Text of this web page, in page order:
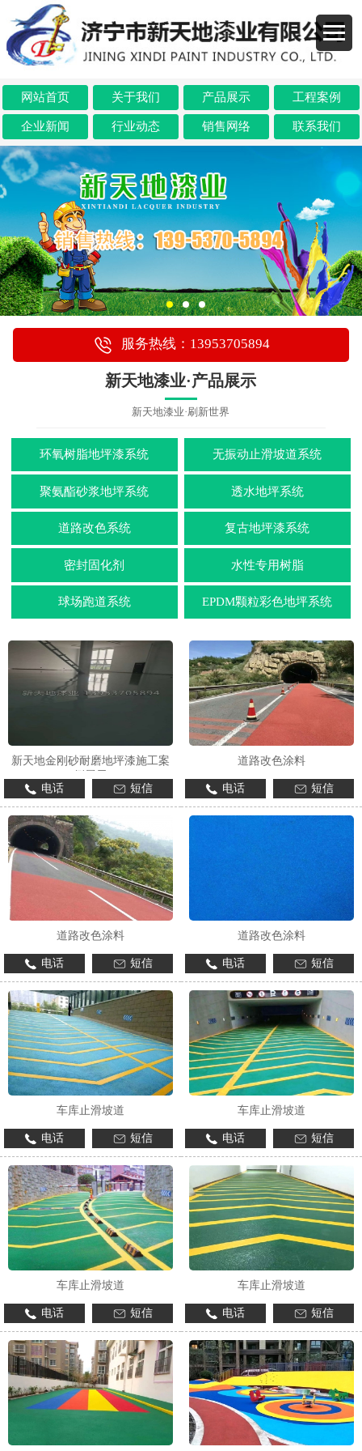
网站首页 关于我们 产品展示 工程案例
企业新闻 行业动态 销售网络 联系我们
1
服务热线：13953705894
新天地漆业·产品展示
新天地漆业·刷新世界
环氧树脂地坪漆系统 无振动止滑坡道系统
聚氨酯砂浆地坪系统 透水地坪系统
道路改色系统 复古地坪漆系统
密封固化剂 水性专用树脂
球场跑道系统 EPDM颗粒彩色地坪系统
新天地金刚砂耐磨地坪漆施工案
电话
短信
道路改色涂料
电话 短信
道路改色涂料
电话 短信
道路改色涂料
电话 短信
车库止滑坡道
电话 短信
车库止滑坡道
电话 短信
车库止滑坡道
电话 短信
车库止滑坡道
电话 短信